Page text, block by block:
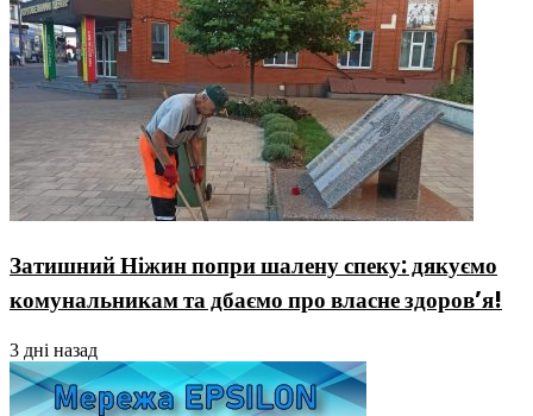
Затишний Ніжин попри шалену спеку: дякуємо
комунальникам та дбаємо про власне здоров’я!
3 дні назад